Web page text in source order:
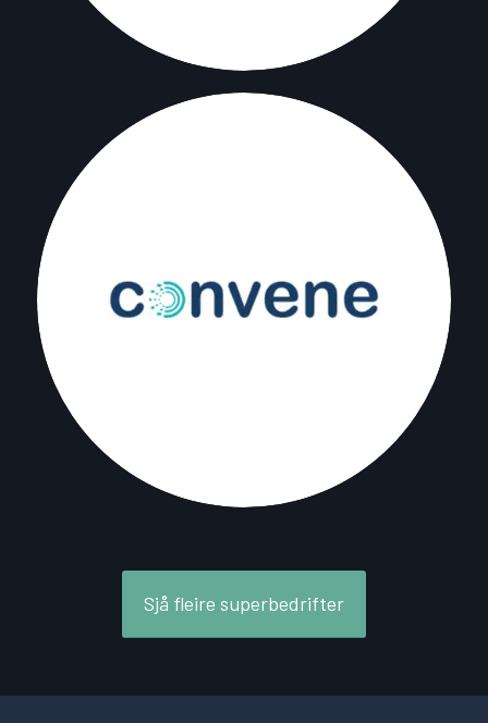
Sjå fleire superbedrifter